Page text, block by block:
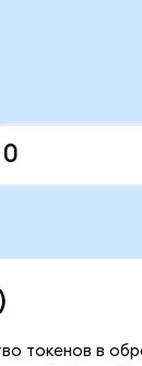
токенов в